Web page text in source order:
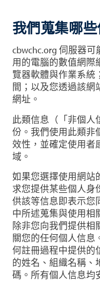
我們蒐集哪些
cbwchc.org 伺服器
用的電腦的數值網際
覽器軟體與作業系統
間；以及您透過該網
網址。
此類信息（「非個人
份。我們使用此類非
效性，並確定使用者
域。
如果您選擇使用網站
求您提供某些個人身
供該等信息即表示您
中所述蒐集與使用相
除非您向我們提供相
關您的任何個人信息
何註冊過程中提供的
的姓名、組織名稱、
碼。所有個人信息均